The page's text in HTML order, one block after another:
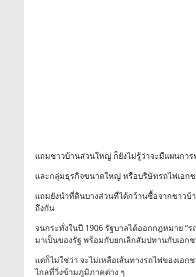
แถมชาวบ้านส่วนใหญ่ ก็ยังไม่รู้ว่าจะมีแผนกา
และกลุ่มธุรกิจขนาดใหญ่ หรือบริษัทรถไฟเอก
แถมยังนำที่ดินบางส่วนที่ได้กว้านซื้อจากชาวบ้
ถึงกัน
จนกระทั่งในปี 1906 รัฐบาลได้ออกกฎหมาย “
มาเป็นของรัฐ พร้อมกับยกเลิกสัมปทานกับเอก
แต่ก็ไม่ใช่ว่า จะไม่เหลือเส้นทางรถไฟของเอ
ไกลที่วิ่งข้ามภูมิภาคต่าง ๆ